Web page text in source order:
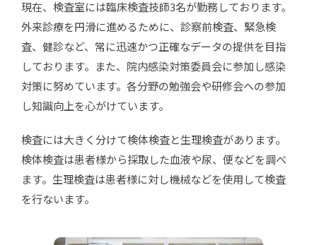
現在、検査室には臨床検査技師3名が勤務しております。
外来診療を円滑に進めるために、診察前検査、緊急検
査、健診など、常に迅速かつ正確なデータの提供を目指
しております。また、院内感染対策委員会に参加し感染
対策に努めています。各分野の勉強会や研修会への参加
し知識向上を心がけています。
検査には大きく分けて検体検査と生理検査があります。
検体検査は患者様から採取した血液や尿、便などを調べ
ます。生理検査は患者様に対し機械などを使用して検査
を行ないます。